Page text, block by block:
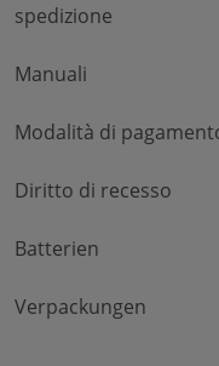
spedizione
Manuali
Modalità di
Diritto di recesso
Batterien
Verpackungen